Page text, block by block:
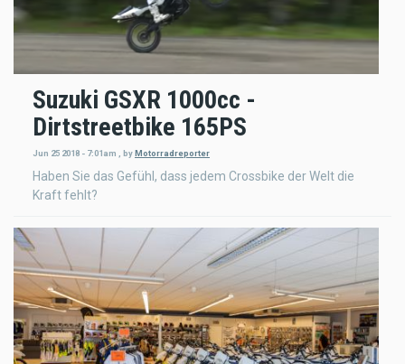
Suzuki GSXR 1000cc -
Dirtstreetbike 165PS
Jun 25 2018 - 7:01am byMotorradreporter
Haben Sie das Gefühl, dass jedem Crossbike der Welt die
Kraft fehlt?